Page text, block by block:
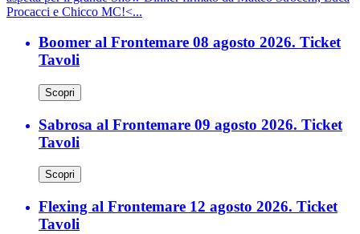
Procacci e Chicco MC!<...
Boomer al Frontemare 08 agosto 2026. Ticket
Tavoli
Scopri
Sabrosa al Frontemare 09 agosto 2026. Ticket
Tavoli
Scopri
Flexing al Frontemare 12 agosto 2026. Ticket
Tavoli